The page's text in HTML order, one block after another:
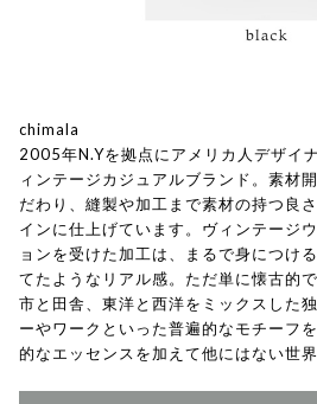
chimala
2005年N.Yを拠点にアメリカ人デザイ
ィンテージカジュアルブランド。素材
だわり、縫製や加工まで素材の持つ良
インに仕上げています。ヴィンテージ
ョンを受けた加工は、まるで身につけ
てたようなリアル感。ただ単に懐古的
市と田舎、東洋と西洋をミックスした
ーやワークといった普遍的なモチーフ
的なエッセンスを加えて他にはない世